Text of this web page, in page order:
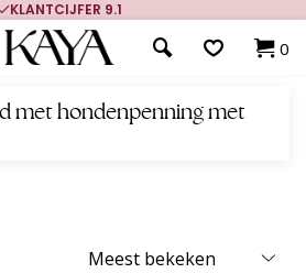
KLANTCIJFER 9.1
0
met hondenpenning met